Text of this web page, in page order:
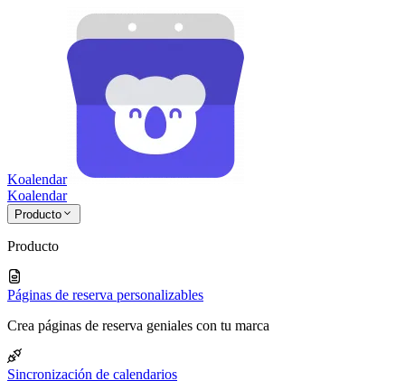
Koalendar
Koalendar
Producto
Producto
Páginas de reserva personalizables
Crea páginas de reserva geniales con tu marca
Sincronización de calendarios